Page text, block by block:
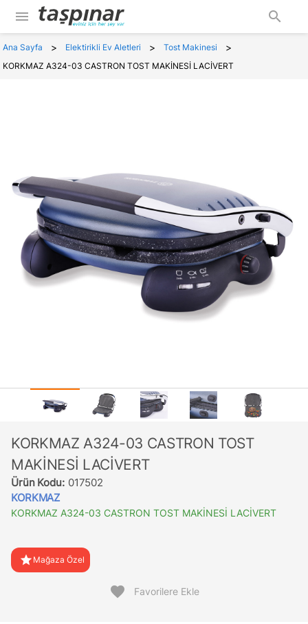
menu search
Ana Sayfa > Elektirikli Ev Aletleri > Tost Makinesi >
KORKMAZ A324-03 CASTRON TOST MAKİNESİ LACİVERT
KORKMAZ A324-03 CASTRON TOST
MAKİNESİ LACİVERT
Ürün Kodu: 017502
KORKMAZ
KORKMAZ A324-03 CASTRON TOST MAKİNESİ LACİVERT
star Mağaza Özel
favorite Favorilere Ekle